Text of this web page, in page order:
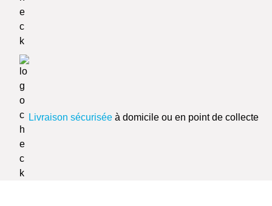
Livraison sécurisée à domicile ou en point de collecte